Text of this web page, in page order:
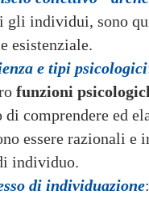
gli individui, sono
esistenziale.
e tipi psicologici
funzioni
di comprendere ed
essere razionali
individuo.
di individuazione